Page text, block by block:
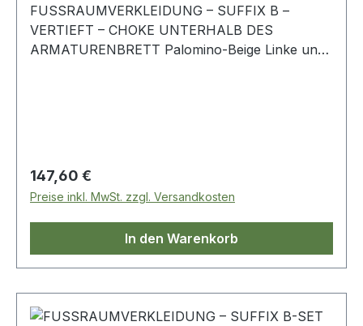
FUSSRAUMVERKLEIDUNG – SUFFIX B –
VERTIEFT – CHOKE UNTERHALB DES
ARMATURENBRETT Palomino-Beige Linke und
Regulärer Preis:
147,60 €
Preise inkl. MwSt. zzgl. Versandkosten
In den Warenkorb